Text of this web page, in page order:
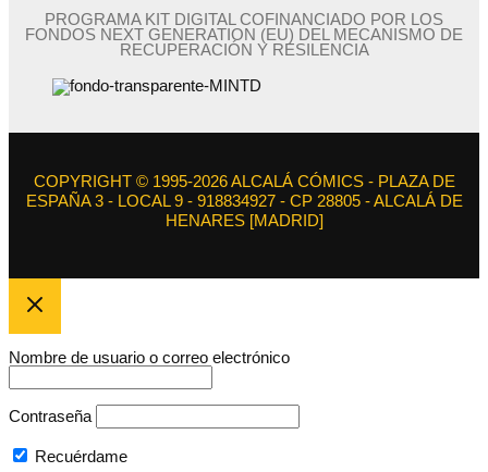
PROGRAMA KIT DIGITAL COFINANCIADO POR LOS
FONDOS NEXT GENERATION (EU) DEL MECANISMO DE
RECUPERACIÓN Y RESILENCIA
COPYRIGHT © 1995-2026 ALCALÁ CÓMICS - PLAZA DE
ESPAÑA 3 - LOCAL 9 - 918834927 - CP 28805 - ALCALÁ DE
HENARES [MADRID]
Nombre de usuario o correo electrónico
Contraseña
Recuérdame